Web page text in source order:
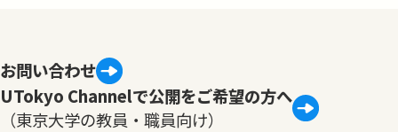
お問い合わせ
UTokyo Channelで公開をご希望の方へ
（東京大学の教員・職員向け）